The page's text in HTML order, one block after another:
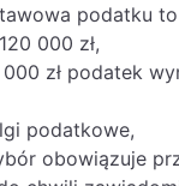
podatku to
000 zł,
zł podatek
podatkowe,
obowiązuje